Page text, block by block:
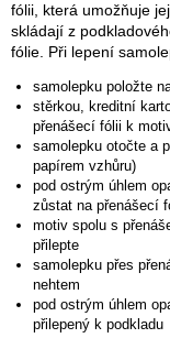
fólii, která umožňuje
skládají z
fólie. Při lepení
samolepku položte
stěrkou, kreditní
přenášecí fólii k
samolepku otočte a
papírem vzhůru)
pod ostrým úhlem
zůstat na přenášecí
motiv spolu s
přilepte
samolepku přes
nehtem
pod ostrým úhlem
přilepený k podkladu